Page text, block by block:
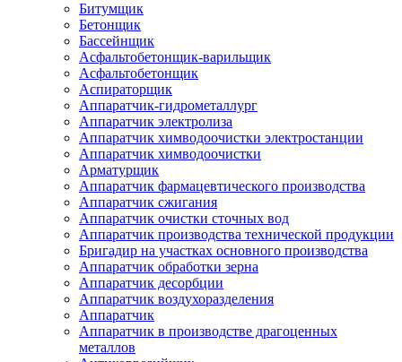
Битумщик
Бетонщик
Бассейнщик
Асфальтобетонщик-варильщик
Асфальтобетонщик
Аспираторщик
Аппаратчик-гидрометаллург
Аппаратчик электролиза
Аппаратчик химводоочистки электростанции
Аппаратчик химводоочистки
Арматурщик
Аппаратчик фармацевтического производства
Аппаратчик сжигания
Аппаратчик очистки сточных вод
Аппаратчик производства технической продукции
Бригадир на участках основного производства
Аппаратчик обработки зерна
Аппаратчик десорбции
Аппаратчик воздухоразделения
Аппаратчик
Аппаратчик в производстве драгоценных
металлов